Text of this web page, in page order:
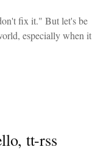
fix it." But let's be
especially when it
tt-rss